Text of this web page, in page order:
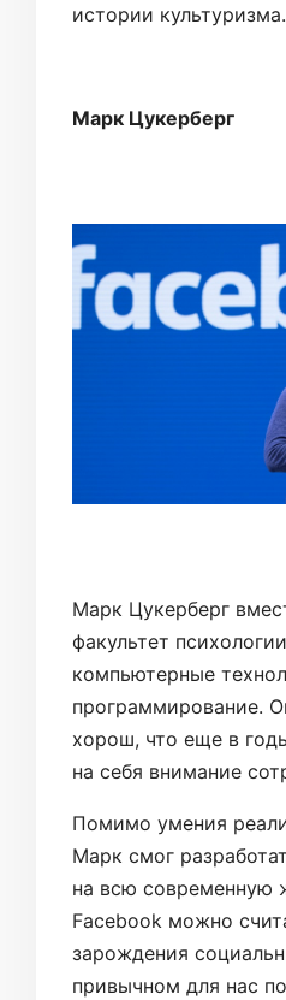
истории культуризма.
Марк Цукерберг
Марк Цукерберг
факультет
компьютерные
программирование.
хорош, что еще в
на себя внимание
Помимо умения
Марк смог
на всю современную
Facebook можно
зарождения
привычном для нас